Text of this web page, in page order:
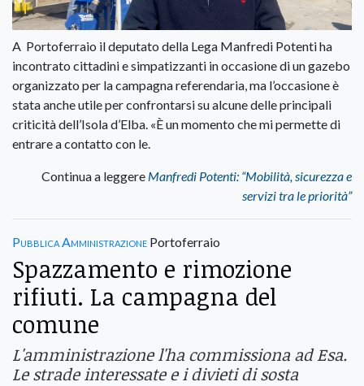
A Portoferraio il deputato della Lega Manfredi Potenti ha
incontrato cittadini e simpatizzanti in occasione di un gazebo
organizzato per la campagna referendaria, ma l’occasione è
stata anche utile per confrontarsi su alcune delle principali
criticità dell’Isola d’Elba. «È un momento che mi permette di
entrare a contatto con le.
Continua a leggere Manfredi Potenti: “Mobilità, sicurezza e
servizi tra le priorità”
Pubblica Amministrazione Portoferraio
Spazzamento e rimozione
rifiuti. La campagna del
comune
L'amministrazione l'ha commissiona ad Esa.
Le strade interessate e i divieti di sosta